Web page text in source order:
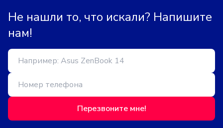
Не нашли то, что искали? Напишите
нам!
Перезвоните мне!